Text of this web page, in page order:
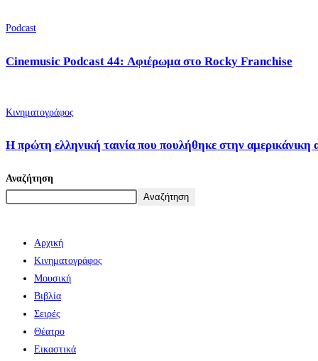
Podcast
Cinemusic Podcast 44: Αφιέρωμα στο Rocky Franchise
Κινηματογράφος
Η πρώτη ελληνική ταινία που πουλήθηκε στην αμερικάνικη
Αναζήτηση
Αναζήτηση
Αρχική
Κινηματογράφος
Μουσική
Βιβλία
Σειρές
Θέατρο
Εικαστικά